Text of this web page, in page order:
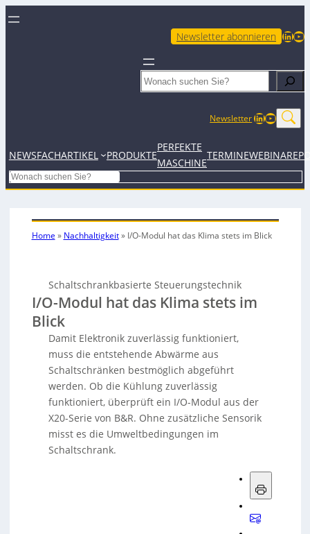
Newsletter abonnieren LinkedIn YouTube
Search
NewsletterLinkedIn
NEWSFACHARTIKEL PRODUKTE
PERFEKTE
MASCHINE
TERMINEWEBINARE
Search
Home » Nachhaltigkeit» I/O-Modul hat das Klima stets im Blick
Schaltschrankbasierte Steuerungstechnik
I/O-Modul hat das Klima stets im
Blick
Damit Elektronik zuverlässig funktioniert,
muss die entstehende Abwärme aus
Schaltschränken bestmöglich abgeführt
werden. Ob die Kühlung zuverlässig
funktioniert, überprüft ein I/O-Modul aus der
X20-Serie von B&R. Ohne zusätzliche Sensorik
misst es die Umweltbedingungen im
Schaltschrank.